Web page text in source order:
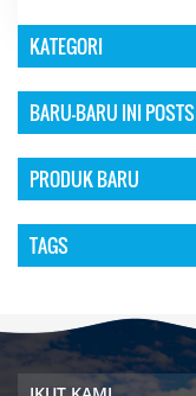
KATEGORI
BARU-BARU INI POSTS
PRODUK BARU
TAGS